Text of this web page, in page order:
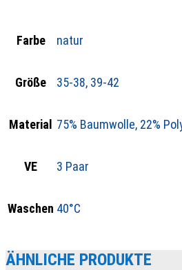
Farbe natur
Größe 35-38, 39-42
Material 75% Baumwolle, 22%
VE 3 Paar
Waschen 40°C
ÄHNLICHE PRODUKTE